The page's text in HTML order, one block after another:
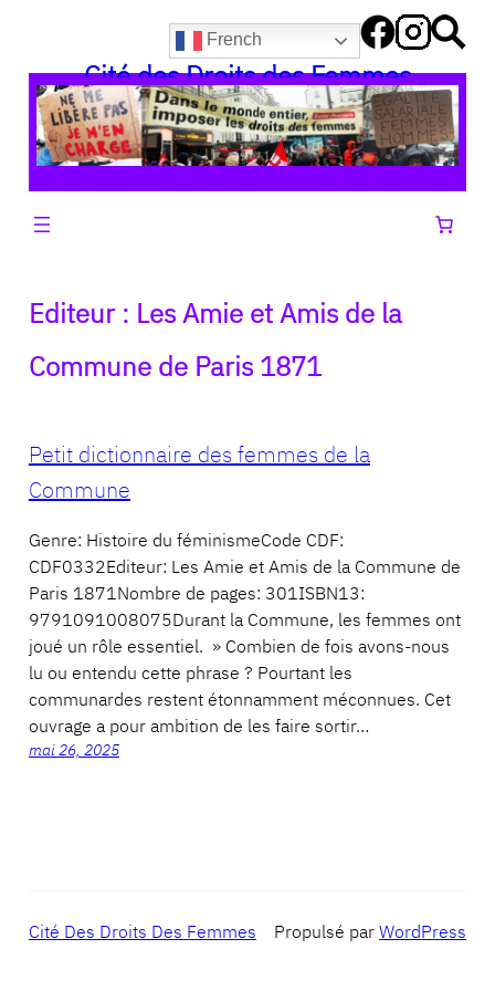
contenu
French
Cité des Droits des Femmes
Editeur : Les Amie et Amis de la
Commune de Paris 1871
Petit dictionnaire des femmes de la
Commune
Genre: Histoire du féminismeCode CDF:
CDF0332Editeur: Les Amie et Amis de la Commune de
Paris 1871Nombre de pages: 301ISBN13:
9791091008075Durant la Commune, les femmes ont
joué un rôle essentiel. » Combien de fois avons-nous
lu ou entendu cette phrase ? Pourtant les
communardes restent étonnamment méconnues. Cet
ouvrage a pour ambition de les faire sortir…
mai 26, 2025
Cité Des Droits Des Femmes Propulsé parWordPress